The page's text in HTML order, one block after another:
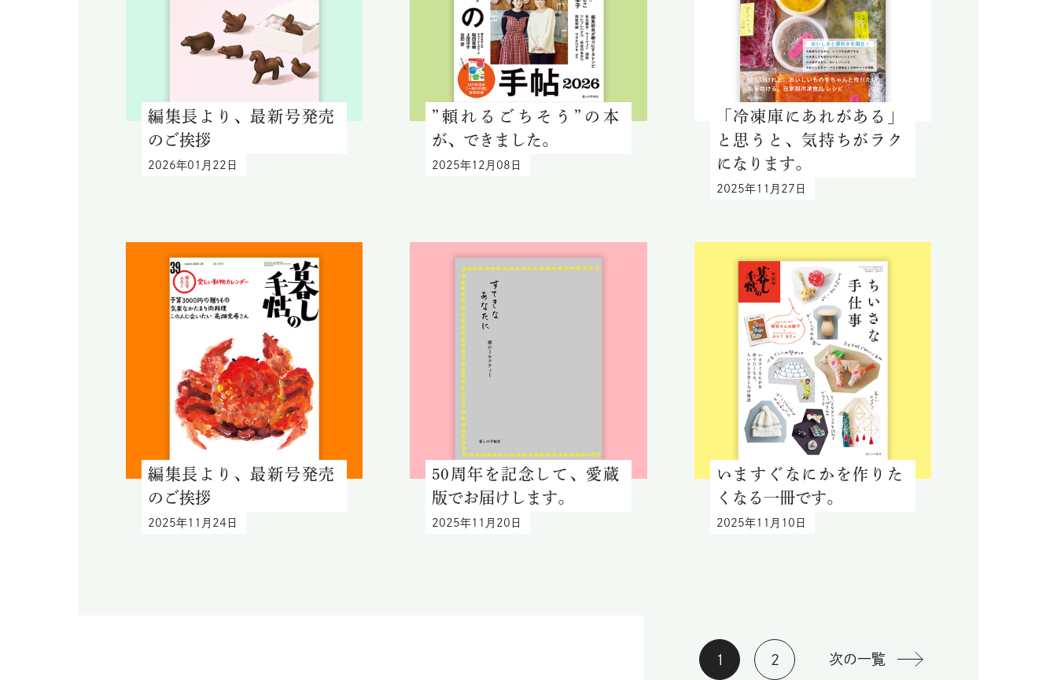
編集長より、最新号発売
のご挨拶
2026年01月22日
”頼れるごちそう”の本
が、できました。
2025年12月08日
「冷凍庫にあれがある」
と思うと、気持ちがラク
になります。
2025年11月27日
編集長より、最新号発売
のご挨拶
2025年11月24日
50周年を記念して、愛蔵
版でお届けします。
2025年11月20日
いますぐなにかを作りた
くなる一冊です。
2025年11月10日
1 2 次の一覧